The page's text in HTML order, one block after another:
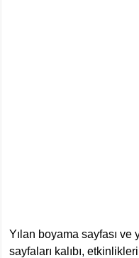
Yılan boyama sayfası ve
sayfaları kalıbı,